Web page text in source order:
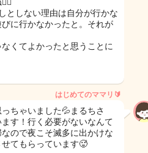
としない理由は自分が行かな
に行かなかったと。それが
くてよかったと思うことに
はじめてのママリ🔰
ちゃいました💦まるちさ
す！行く必要がないなんて
ので夜こそ滅多に出かけな
てもらっています🥵